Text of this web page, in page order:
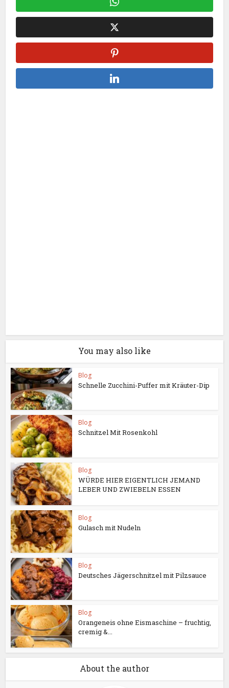
You may also like
Blog
Schnelle Zucchini-Puffer mit Kräuter-Dip
Blog
Schnitzel Mit Rosenkohl
Blog
WÜRDE HIER EIGENTLICH JEMAND
LEBER UND ZWIEBELN ESSEN
Blog
Gulasch mit Nudeln
Blog
Deutsches Jägerschnitzel mit Pilzsauce
Blog
Orangeneis ohne Eismaschine – fruchtig,
cremig &...
About the author